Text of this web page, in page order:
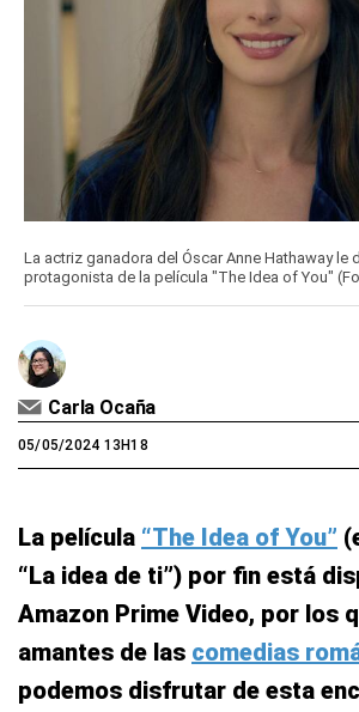
La actriz ganadora del Óscar Anne Hathaway le
protagonista de la película "The Idea of You"
Carla Ocaña
05/05/2024 13H18
La película “The Idea of You”
“La idea de ti”) por fin está
Amazon Prime Video, por los
amantes de las comedias
podemos disfrutar de esta